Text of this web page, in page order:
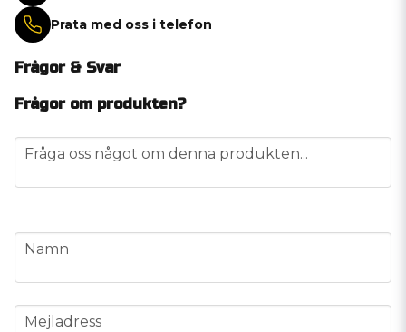
Prata med oss i telefon
Frågor & Svar
Frågor om produkten?
question
Fråga oss något om denna produkten...
name
Namn
email
Mejladress